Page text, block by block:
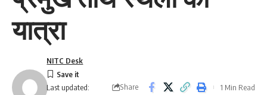
यात्रा
Last updated:
NITC Desk
Share 1 Min Read